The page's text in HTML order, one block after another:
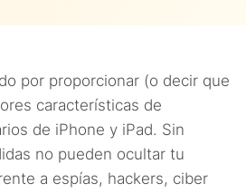
por proporcionar (o decir que
características de
de iPhone y iPad. Sin
no pueden ocultar tu
a espías, hackers, ciber
de correo electrónico
al portapapeles
de aplicaciones